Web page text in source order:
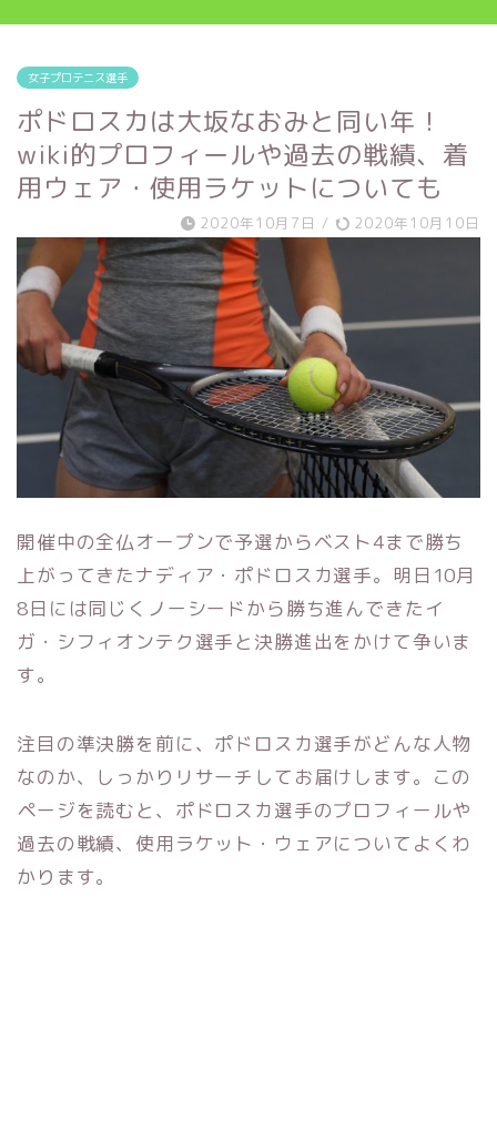
女子プロテニス選手
ポドロスカは大坂なおみと同い年！
wiki的プロフィールや過去の戦績、着
用ウェア・使用ラケットについても
2020年10月7日 / 2020年10月10日
開催中の全仏オープンで予選からベスト4まで勝ち
上がってきたナディア・ポドロスカ選手。明日10月
8日には同じくノーシードから勝ち進んできたイ
ガ・シフィオンテク選手と決勝進出をかけて争いま
す。
注目の準決勝を前に、ポドロスカ選手がどんな人物
なのか、しっかりリサーチしてお届けします。この
ページを読むと、ポドロスカ選手のプロフィールや
過去の戦績、使用ラケット・ウェアについてよくわ
かります。